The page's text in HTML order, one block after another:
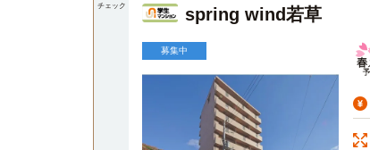
チェック spring wind若草
募集中